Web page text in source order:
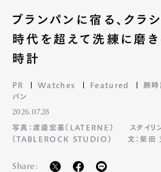
ブランパンに宿る、クラ
時代を超えて洗練に磨
時計
PR Watches Featured 腕時
パン
2026.07.28
写真：渡邉宏基（LATERNE）
スタイリ
（TABLEROCK STUDIO）
文：柴田
Share: